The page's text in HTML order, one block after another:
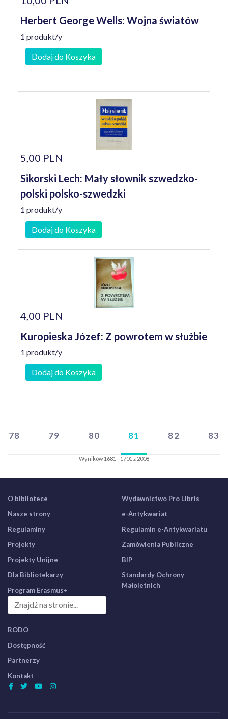
Herbert George Wells: Wojna światów
1 produkt/y
Dodaj do Koszyka
5,00 PLN
Sikorski Lech: Mały słownik szwedzko-
polski polsko-szwedzki
1 produkt/y
Dodaj do Koszyka
4,00 PLN
Kuropieska Józef: Z powrotem w służbie
1 produkt/y
Dodaj do Koszyka
78 79 80 81 82 83
Wyników 1681 - 1701 z 2008
O bibliotece
Nasze strony
Regulaminy
Projekty
Projekty Unijne
Dla Bibliotekarzy
Program Erasmus+
Wydawnictwo Pro Libris
e-Antykwariat
Regulamin e-Antykwariatu
Zamówienia Publiczne
BIP
Standardy Ochrony
Małoletnich
RODO
Dostępność
Partnerzy
Kontakt